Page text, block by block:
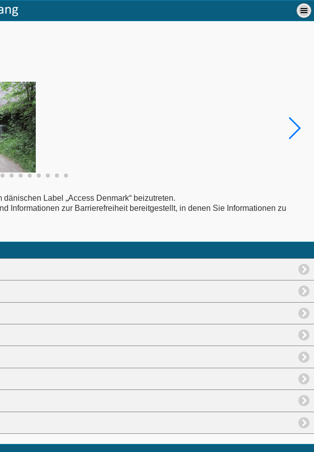
Label „Access Denmark“ beizutreten.
Informationen zur Barrierefreiheit bereitgestellt, in denen Sie Informationen zu